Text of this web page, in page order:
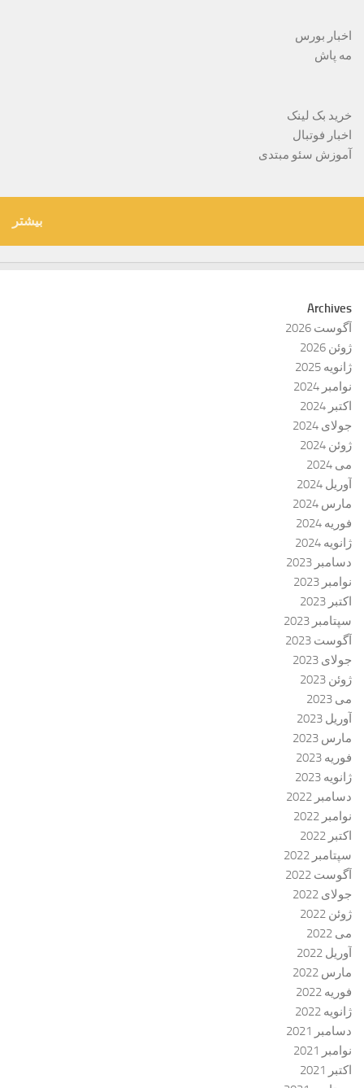
اخبار بورس
مه پاش
خرید بک لینک
اخبار فوتبال
آموزش سئو مبتدی
بیشتر
Archives
آگوست 2026
ژوئن 2026
ژانویه 2025
نوامبر 2024
اکتبر 2024
جولای 2024
ژوئن 2024
می 2024
آوریل 2024
مارس 2024
فوریه 2024
ژانویه 2024
دسامبر 2023
نوامبر 2023
اکتبر 2023
سپتامبر 2023
آگوست 2023
جولای 2023
ژوئن 2023
می 2023
آوریل 2023
مارس 2023
فوریه 2023
ژانویه 2023
دسامبر 2022
نوامبر 2022
اکتبر 2022
سپتامبر 2022
آگوست 2022
جولای 2022
ژوئن 2022
می 2022
آوریل 2022
مارس 2022
فوریه 2022
ژانویه 2022
دسامبر 2021
نوامبر 2021
اکتبر 2021